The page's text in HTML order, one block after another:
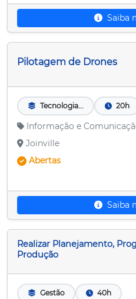
Saiba
Pilotagem de Drones
Tecnologia... 20h
Informação e
Joinville
Abertas
Saiba
Realizar Planejamento,
Produção
Gestão 40h